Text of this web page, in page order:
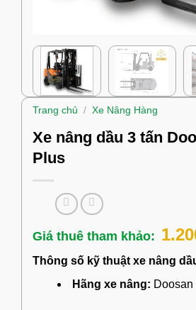
Trang chủ / Xe Nâng Hàng
Xe nâng dầu 3 tấn
Plus
Thông số kỹ thuật xe nâng
Hãng xe nâng: Doosan